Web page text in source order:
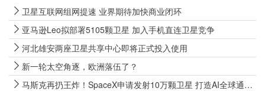
卫星互联网组网提速 业界期待加快商业闭环
亚马逊Leo拟部署5105颗卫星 加入手机直连卫星竞争
河北雄安两座卫星共享中心即将正式投入使用
新一轮太空角逐，欧洲落伍了？
马斯克再扔王炸！SpaceX申请发射10万颗卫星 打造AI全球通信底座